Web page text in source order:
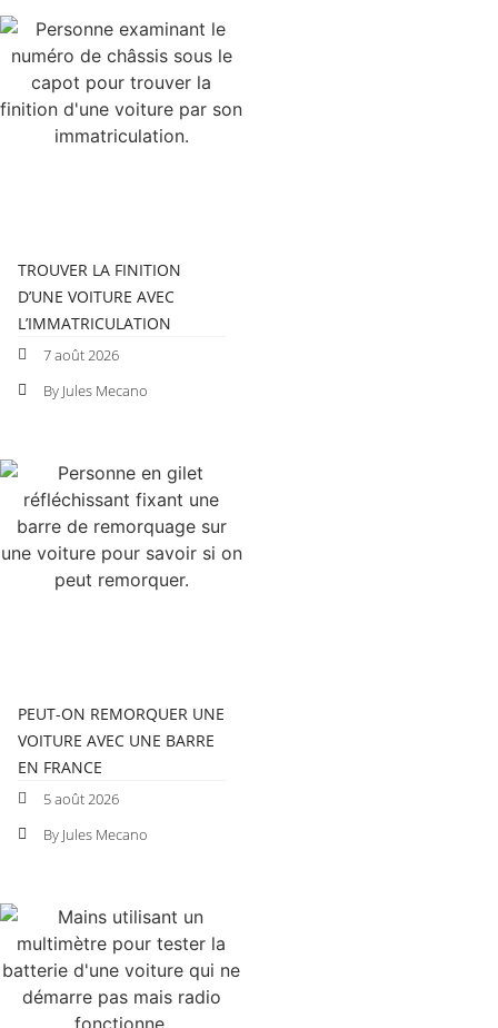
TROUVER LA FINITION
D’UNE VOITURE AVEC
L’IMMATRICULATION
7 août 2026
By Jules Mecano
PEUT-ON REMORQUER UNE
VOITURE AVEC UNE BARRE
EN FRANCE
5 août 2026
By Jules Mecano